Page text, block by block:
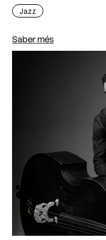
Jazz
Saber més